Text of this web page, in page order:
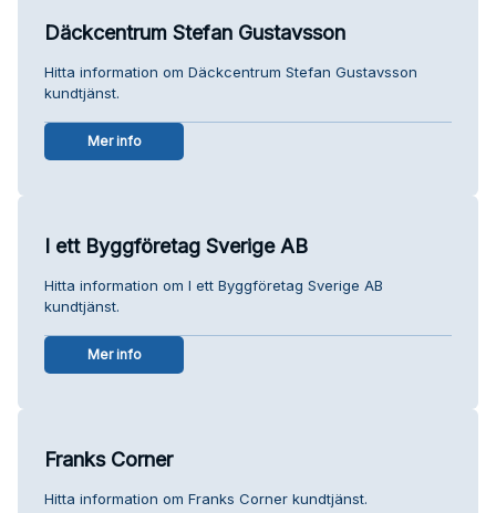
Däckcentrum Stefan Gustavsson
Hitta information om Däckcentrum Stefan Gustavsson
kundtjänst.
Mer info
I ett Byggföretag Sverige AB
Hitta information om I ett Byggföretag Sverige AB
kundtjänst.
Mer info
Franks Corner
Hitta information om Franks Corner kundtjänst.